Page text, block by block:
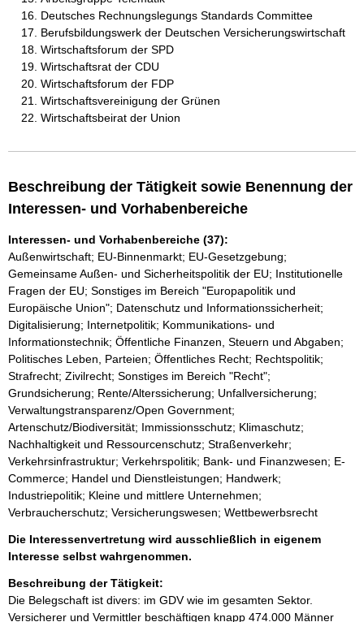
Deutsches Rechnungslegungs Standards Committee
Berufsbildungswerk der Deutschen Versicherungswirtschaft
Wirtschaftsforum der SPD
Wirtschaftsrat der CDU
Wirtschaftsforum der FDP
Wirtschaftsvereinigung der Grünen
Wirtschaftsbeirat der Union
Beschreibung der Tätigkeit sowie Benennung der
Interessen- und Vorhabenbereiche
Interessen- und Vorhabenbereiche (37):
Außenwirtschaft; EU-Binnenmarkt; EU-Gesetzgebung;
Gemeinsame Außen- und Sicherheitspolitik der EU; Institutionelle
Fragen der EU; Sonstiges im Bereich "Europapolitik und
Europäische Union"; Datenschutz und Informationssicherheit;
Digitalisierung; Internetpolitik; Kommunikations- und
Informationstechnik; Öffentliche Finanzen, Steuern und Abgaben;
Politisches Leben, Parteien; Öffentliches Recht; Rechtspolitik;
Strafrecht; Zivilrecht; Sonstiges im Bereich "Recht";
Grundsicherung; Rente/Alterssicherung; Unfallversicherung;
Verwaltungstransparenz/Open Government;
Artenschutz/Biodiversität; Immissionsschutz; Klimaschutz;
Nachhaltigkeit und Ressourcenschutz; Straßenverkehr;
Verkehrsinfrastruktur; Verkehrspolitik; Bank- und Finanzwesen; E-
Commerce; Handel und Dienstleistungen; Handwerk;
Industriepolitik; Kleine und mittlere Unternehmen;
Verbraucherschutz; Versicherungswesen; Wettbewerbsrecht
Die Interessenvertretung wird ausschließlich in eigenem
Interesse selbst wahrgenommen.
Beschreibung der Tätigkeit:
Die Belegschaft ist divers: im GDV wie im gesamten Sektor.
Versicherer und Vermittler beschäftigen knapp 474.000 Männer